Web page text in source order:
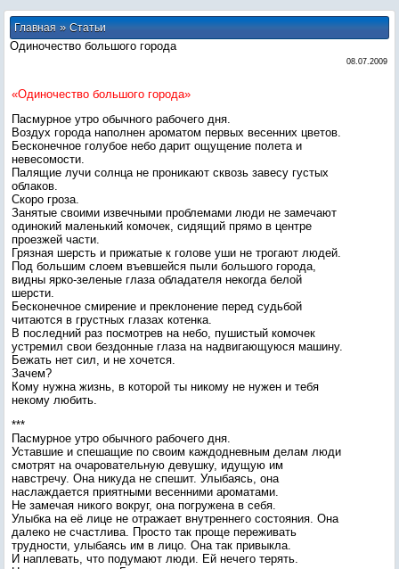
Главная»Статьи
Одиночество большого города
08.07.2009
«Одиночество большого города»
Пасмурное утро обычного рабочего дня.
Воздух города наполнен ароматом первых весенних цветов.
Бесконечное голубое небо дарит ощущение полета и
невесомости.
Палящие лучи солнца не проникают сквозь завесу густых
облаков.
Скоро гроза.
Занятые своими извечными проблемами люди не замечают
одинокий маленький комочек, сидящий прямо в центре
проезжей части.
Грязная шерсть и прижатые к голове уши не трогают людей.
Под большим слоем въевшейся пыли большого города,
видны ярко-зеленые глаза обладателя некогда белой
шерсти.
Бесконечное смирение и преклонение перед судьбой
читаются в грустных глазах котенка.
В последний раз посмотрев на небо, пушистый комочек
устремил свои бездонные глаза на надвигающуюся машину.
Бежать нет сил, и не хочется.
Зачем?
Кому нужна жизнь, в которой ты никому не нужен и тебя
некому любить.
***
Пасмурное утро обычного рабочего дня.
Уставшие и спешащие по своим каждодневным делам люди
смотрят на очаровательную девушку, идущую им
навстречу. Она никуда не спешит. Улыбаясь, она
наслаждается приятными весенними ароматами.
Не замечая никого вокруг, она погружена в себя.
Улыбка на её лице не отражает внутреннего состояния. Она
далеко не счастлива. Просто так проще переживать
трудности, улыбаясь им в лицо. Она так привыкла.
И наплевать, что подумают люди. Ей нечего терять.